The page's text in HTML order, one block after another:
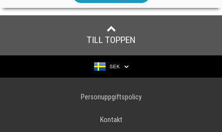
TILL TOPPEN
SEK
Personuppgiftspolicy
Kontakt